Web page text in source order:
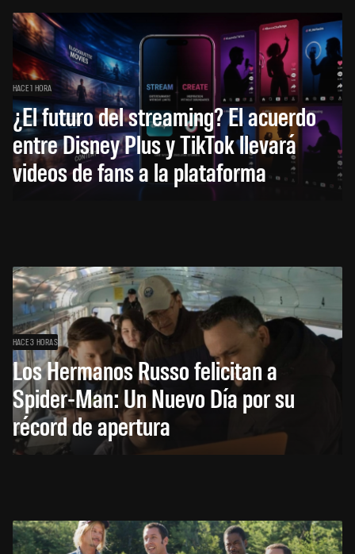
HACE 1 HORA
¿El futuro del streaming? El acuerdo
entre Disney Plus y TikTok llevará
videos de fans a la plataforma
HACE 3 HORAS
Los Hermanos Russo felicitan a
Spider-Man: Un Nuevo Día por su
récord de apertura